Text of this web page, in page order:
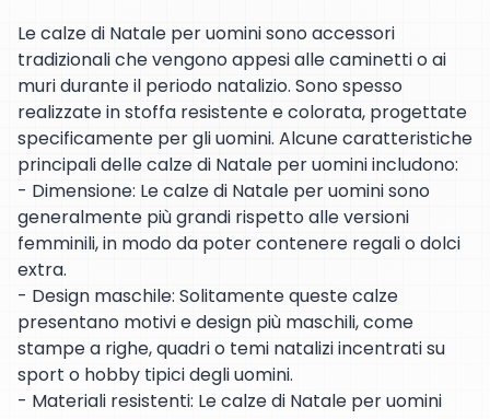
Le calze di Natale per uomini sono accessori
tradizionali che vengono appesi alle caminetti o ai
muri durante il periodo natalizio. Sono spesso
realizzate in stoffa resistente e colorata, progettate
specificamente per gli uomini. Alcune caratteristiche
principali delle calze di Natale per uomini includono:
- Dimensione: Le calze di Natale per uomini sono
generalmente più grandi rispetto alle versioni
femminili, in modo da poter contenere regali o dolci
extra.
- Design maschile: Solitamente queste calze
presentano motivi e design più maschili, come
stampe a righe, quadri o temi natalizi incentrati su
sport o hobby tipici degli uomini.
- Materiali resistenti: Le calze di Natale per uomini